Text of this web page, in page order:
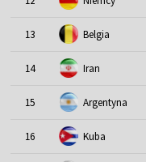
13 Belgia
14 Iran
15 Argentyna
16 Kuba